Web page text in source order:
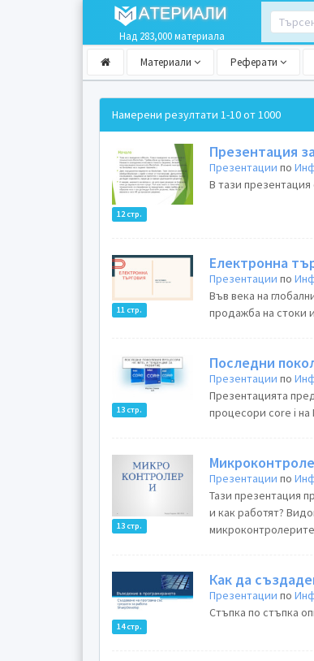
Над 283,000 материала
Материали Реферати
Намерени резултати 1-10 от 1000
12 стр.
Презентация
Презентации по
В тази презентация
11 стр.
Електронна
Презентации по
Във века на
продажба на стоки
13 стр.
Последни
Презентации по
Презентацията
процесори core i на
13 стр.
Презентации по
Тази презентация
и как работят?
14 стр.
Как да
Презентации по
Стъпка по стъпка